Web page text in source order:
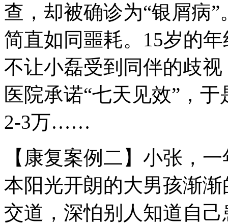
查，却被确诊为“银屑病
简直如同噩耗。15岁的
不让小磊受到同伴的歧
医院承诺“七天见效”，
2-3万……
【康复案例二】小张，
本阳光开朗的大男孩渐
交道，深怕别人知道自